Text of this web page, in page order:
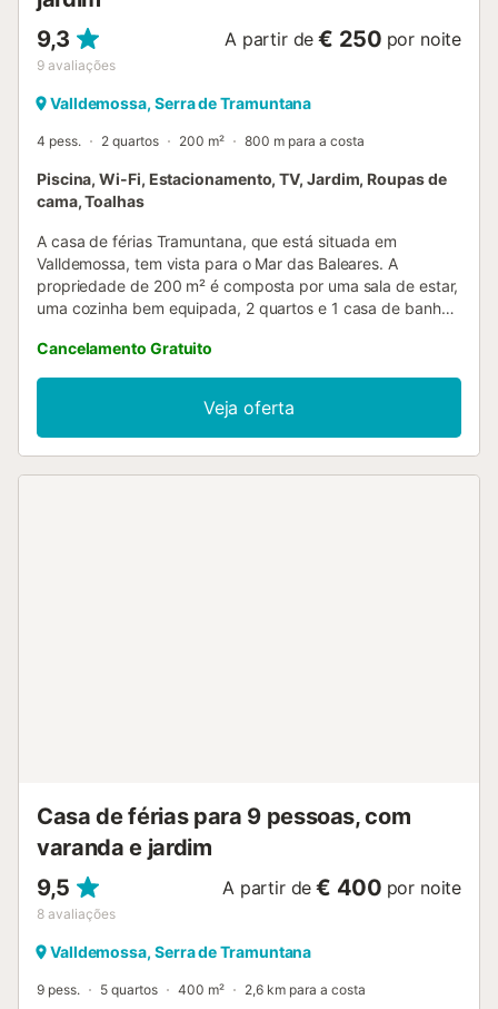
9,3
9 avaliações
A partir de € 250 por noite
Valldemossa, Serra de Tramuntana
4 pess. 2 quartos 200 m² 800 m para a costa
Piscina, Wi-Fi, Estacionamento, TV, Jardim, Roupas de
cama, Toalhas
A casa de férias Tramuntana, que está situada em
Valldemossa, tem vista para o Mar das Baleares. A
propriedade de 200 m² é composta por uma sala de estar,
uma cozinha bem equipada, 2 quartos e 1 casa de banho
adicionais incluem Wi-Fi de alta velocidade (adequado
para chamadas de vídeo), uma televisão, uma ventoinha,
uma máquina de lavar roupa e uma máquina de secar
roupa. Um berço e uma cadeira alta também estão
disponíveis. Este aluguer de férias dispõe de uma piscina
Cancelamento Gratuito
Veja oferta
Casa de férias para 9 pessoas, com
varanda e jardim
9,5
8 avaliações
A partir de € 400 por noite
Valldemossa, Serra de Tramuntana
9 pess. 5 quartos 400 m² 2,6 km para a costa